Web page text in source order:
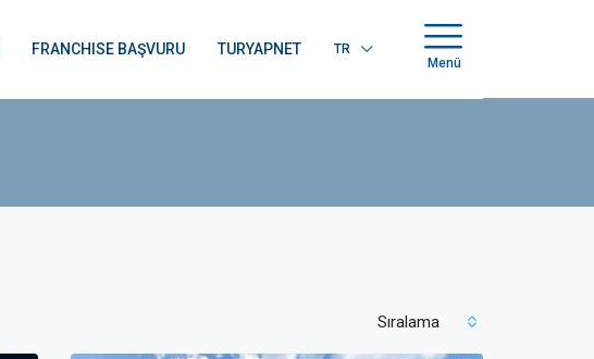
FRANCHISE BAŞVURU TURYAPNET
TR
Menü
Sıralama